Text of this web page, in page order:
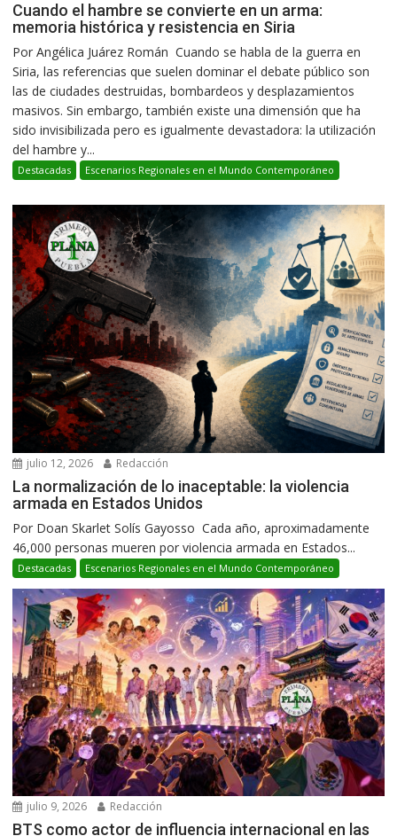
Cuando el hambre se convierte en un arma:
memoria histórica y resistencia en Siria
Por Angélica Juárez Román Cuando se habla de la guerra en
Siria, las referencias que suelen dominar el debate público son
las de ciudades destruidas, bombardeos y desplazamientos
masivos. Sin embargo, también existe una dimensión que ha
sido invisibilizada pero es igualmente devastadora: la utilización
del hambre y...
Destacadas Escenarios Regionales en el Mundo Contemporáneo
julio 12, 2026 Redacción
La normalización de lo inaceptable: la violencia
armada en Estados Unidos
Por Doan Skarlet Solís Gayosso Cada año, aproximadamente
46,000 personas mueren por violencia armada en Estados...
Destacadas Escenarios Regionales en el Mundo Contemporáneo
julio 9, 2026 Redacción
BTS como actor de influencia internacional en las